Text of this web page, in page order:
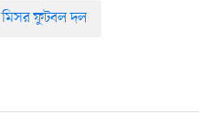
মিসর ফুটবল দল